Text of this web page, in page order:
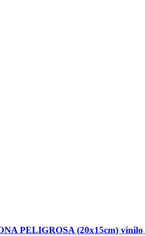
PELIGROSA (20x15cm) vinilo